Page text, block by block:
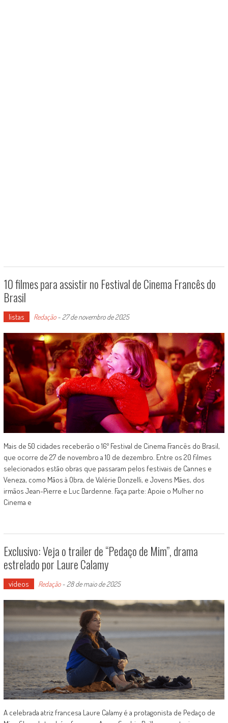
10 filmes para assistir no Festival de Cinema Francês do
Brasil
listas Redação-27 de novembro de 2025
Mais de 50 cidades receberão o 16º Festival de Cinema Francês do Brasil,
que ocorre de 27 de novembro a 10 de dezembro. Entre os 20 filmes
selecionados estão obras que passaram pelos festivais de Cannes e
Veneza, como Mãos à Obra, de Valérie Donzelli, e Jovens Mães, dos
irmãos Jean-Pierre e Luc Dardenne. Faça parte: Apoie o Mulher no
Cinema e
Exclusivo: Veja o trailer de “Pedaço de Mim”, drama
estrelado por Laure Calamy
vídeos Redação- 28 de maio de 2025
A celebrada atriz francesa Laure Calamy é a protagonista de Pedaço de